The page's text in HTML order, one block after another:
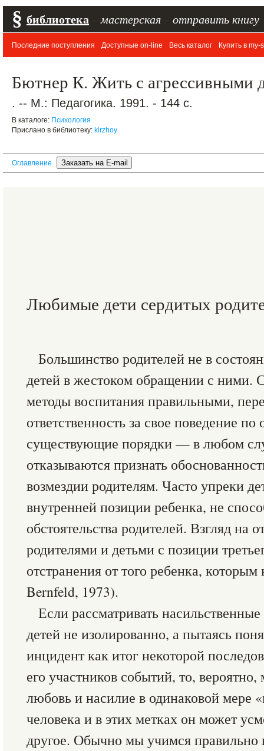
§ библиотека мастерская отправить книгу
Последние поступления Доступные on-line Весь каталог Купить в my-
Бютнер К. Жить с агрессивными
. -- М.: Педагогика. 1991. - 144 с.
В каталоге: Психология
Прислано в библиотеку: kirzhoy
Оглавление
Любимые дети сердитых
Большинство родителей не в
детей в жестоком обращении с ними.
методы воспитания правильными,
ответственность за свое поведение
существующие порядки — в любом
отказываются признать
возмездии родителям. Часто упреки
внутренней позиции ребенка, не
обстоятельства родителей. Взгляд на
родителями и детьми с позиции
отстранения от того ребенка,
Bernfeld, 1973).
Если рассматривать
детей не изолированно, а пытаясь
инцидент как итог некоторой
его участников событий, то,
любовь и насилие в одинаковой мере
человека и в этих метках он может
другое. Обычно мы учимся правильно